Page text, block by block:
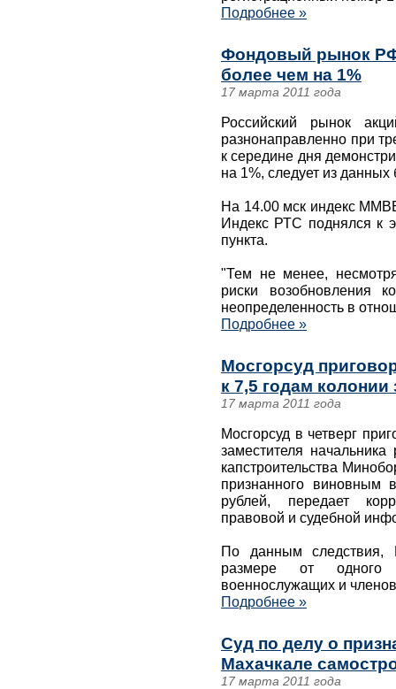
Подробнее »
Фондовый рынок РФ
более чем на 1%
17 марта 2011 года
Российский рынок
разнонаправленно при
к середине дня
на 1%, следует из данных
На 14.00 мск индекс
Индекс РТС поднялся к
пункта.
"Тем не менее,
риски возобновления
неопределенность в
Подробнее »
Мосгорсуд
к 7,5 годам колонии
17 марта 2011 года
Мосгорсуд в четверг
заместителя начальника
капстроительства
признанного виновным
рублей, передает
правовой и судебной
По данным следствия,
размере от
военнослужащих и
Подробнее »
Суд по делу о
Махачкале
17 марта 2011 года